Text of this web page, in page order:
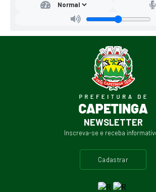
NEWSLETTER
Inscreva-se e receba
cadastrar